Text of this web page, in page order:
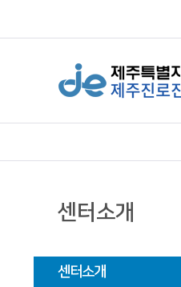
센터소개
센터소개